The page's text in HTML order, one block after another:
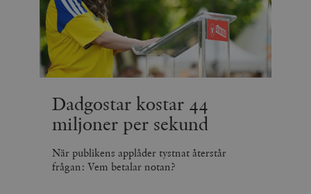
Dadgostar kostar 44
miljoner per sekund
När publikens applåder tystnat återstår
frågan: Vem betalar notan?